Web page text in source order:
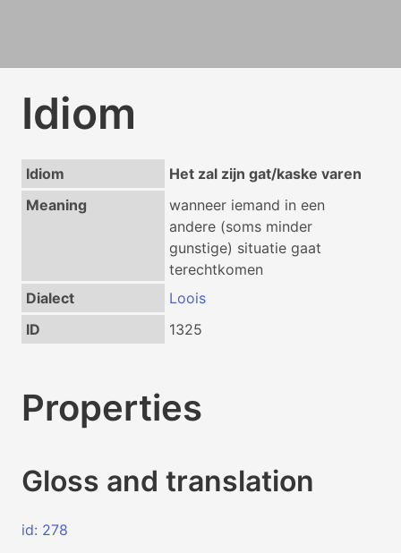
Idiom
Idiom
Het zal zijn gat/kaske varen
Meaning
wanneer iemand in een
andere (soms minder
gunstige) situatie gaat
terechtkomen
Dialect
Loois
ID
1325
Properties
Gloss and translation
id: 278